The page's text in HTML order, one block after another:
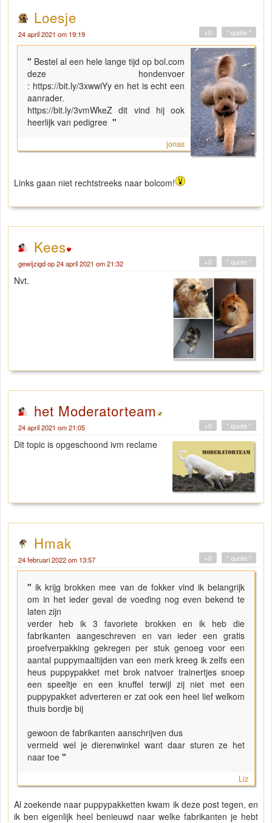
Loesje
24 april 2021 om 19:19 " quote "
+0
" Bestel al een hele lange tijd op bol.com
deze hondenvoer
: https://bit.ly/3xwwiYy en het is echt een
aanrader.
https://bit.ly/3vmWkeZ dit vind hij ook
heerlijk van pedigree "
jonas
Links gaan niet rechtstreeks naar bolcom!
Kees
gewijzigd op 24 april 2021 om 21:32 " quote "
+0
Nvt.
het Moderatorteam
24 april 2021 om 21:05 " quote "
+0
Dit topic is opgeschoond ivm reclame
Hmak
24 februari 2022 om 13:57 " quote "
+0
"ik krijg brokken mee van de fokker vind ik belangrijk
om in het ieder geval de voeding nog even bekend te
laten zijn
verder heb ik 3 favoriete brokken en ik heb die
fabrikanten aangeschreven en van ieder een gratis
proefverpakking gekregen per stuk genoeg voor een
aantal puppymaaltijden van een merk kreeg ik zelfs een
heus puppypakket met brok natvoer trainertjes snoep
een speeltje en een knuffel terwijl zij niet met een
puppypakket adverteren er zat ook een heel lief welkom
thuis bordje bij
gewoon de fabrikanten aanschrijven dus
vermeld wel je dierenwinkel want daar sturen ze het
naar toe "
Liz
Al zoekende naar puppypakketten kwam ik deze post tegen, en
ik ben eigenlijk heel benieuwd naar welke fabrikanten je hebt